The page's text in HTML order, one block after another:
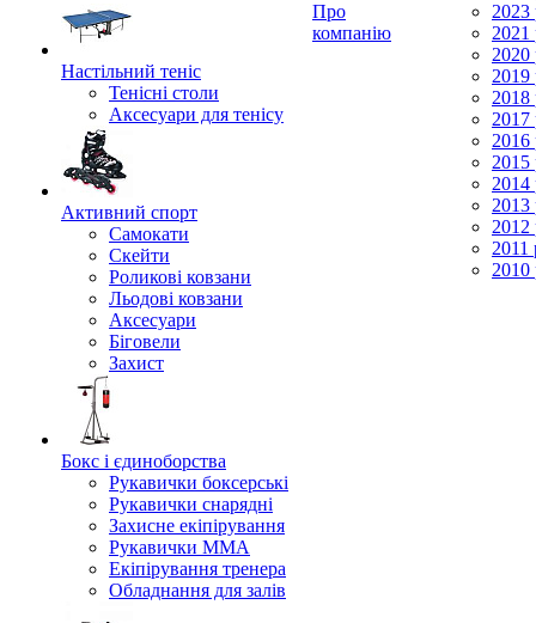
Настільний теніс
Тенісні столи
Аксесуари для тенісу
Активний спорт
Самокати
Скейти
Роликові ковзани
Льодові ковзани
Аксесуари
Біговели
Захист
Бокс і єдиноборства
Рукавички боксерські
Рукавички снарядні
Захисне екіпірування
Рукавички ММА
Екіпірування тренера
Обладнання для залів
Про
компанію
2023
2021
2020
2019
2018
2017
2016
2015
2014
2013
2012
2011
2010